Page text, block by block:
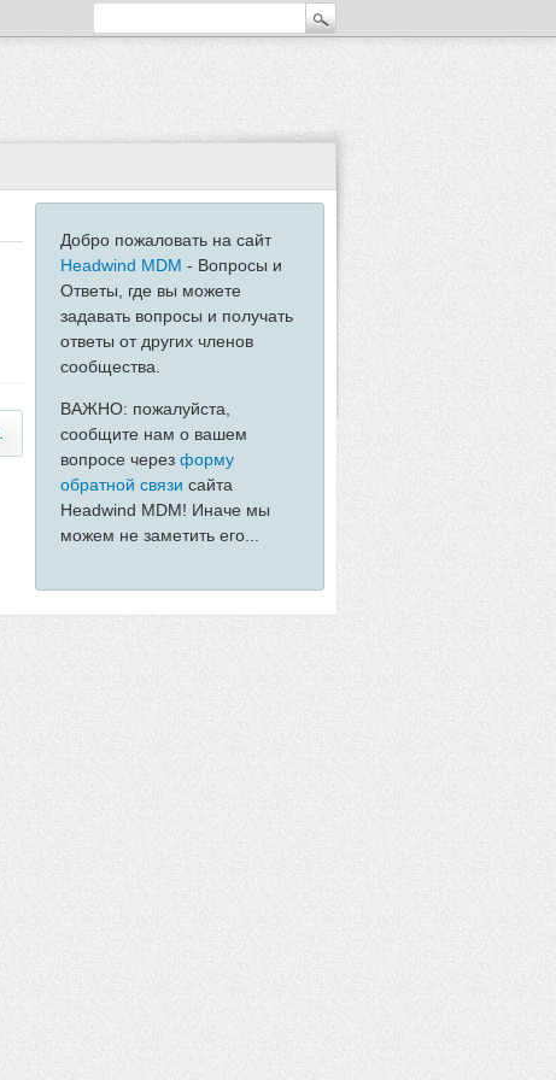
Добро пожаловать на сайт
Headwind MDM - Вопросы и
Ответы, где вы можете
задавать вопросы и получать
ответы от других членов
сообщества.
ВАЖНО: пожалуйста,
сообщите нам о вашем
вопросе через форму
обратной связи сайта
Headwind MDM! Иначе мы
можем не заметить его...